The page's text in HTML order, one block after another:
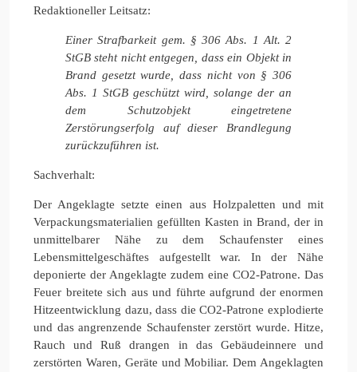
Redaktioneller Leitsatz:
Einer Strafbarkeit gem. § 306 Abs. 1 Alt. 2
StGB steht nicht entgegen, dass ein Objekt in
Brand gesetzt wurde, dass nicht von § 306
Abs. 1 StGB geschützt wird, solange der an
dem Schutzobjekt eingetretene
Zerstörungserfolg auf dieser Brandlegung
zurückzuführen ist.
Sachverhalt:
Der Angeklagte setzte einen aus Holzpaletten und mit
Verpackungsmaterialien gefüllten Kasten in Brand, der in
unmittelbarer Nähe zu dem Schaufenster eines
Lebensmittelgeschäftes aufgestellt war. In der Nähe
deponierte der Angeklagte zudem eine CO2-Patrone. Das
Feuer breitete sich aus und führte aufgrund der enormen
Hitzeentwicklung dazu, dass die CO2-Patrone explodierte
und das angrenzende Schaufenster zerstört wurde. Hitze,
Rauch und Ruß drangen in das Gebäudeinnere und
zerstörten Waren, Geräte und Mobiliar. Dem Angeklagten